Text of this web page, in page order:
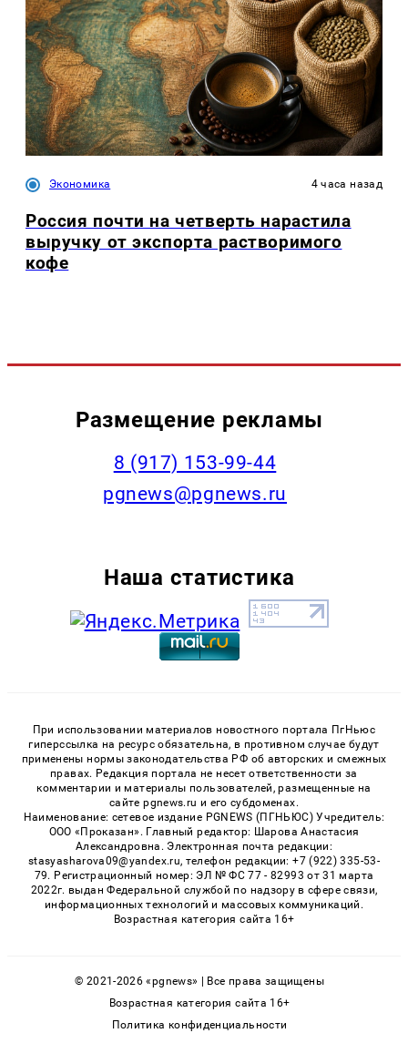
Экономика 4 часа назад
Россия почти на четверть нарастила
выручку от экспорта растворимого
кофе
Размещение рекламы
‭8 (917) 153-99-44
pgnews@pgnews.ru
Наша статистика
При использовании материалов новостного портала ПгНьюс
гиперссылка на ресурс обязательна, в противном случае будут
применены нормы законодательства РФ об авторских и смежных
правах. Редакция портала не несет ответственности за
комментарии и материалы пользователей, размещенные на
сайте pgnews.ru и его субдоменах.
Наименование: сетевое издание PGNEWS (ПГНЬЮС) Учредитель:
ООО «Проказан». Главный редактор: Шарова Анастасия
Александровна. Электронная почта редакции:
stasyasharova09@yandex.ru, телефон редакции: +7 (922) 335-53-
79. Регистрационный номер: ЭЛ № ФС 77 - 82993 от 31 марта
2022г. выдан Федеральной службой по надзору в сфере связи,
информационных технологий и массовых коммуникаций.
Возрастная категория сайта 16+
© 2021-2026 «pgnews» | Все права защищены
Возрастная категория сайта 16+
Политика конфиденциальности